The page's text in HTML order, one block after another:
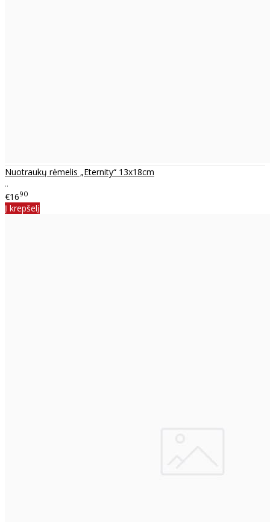
Nuotraukų rėmelis „Eternity“ 13x18cm
..
€1690
Į krepšelį